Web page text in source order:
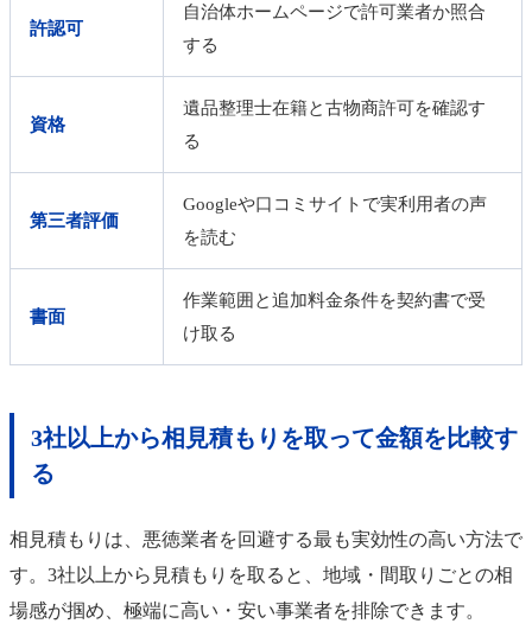
許認可
自治体ホームページで許可業者か照合
する
資格
遺品整理士在籍と古物商許可を確認す
る
第三者評価
Googleや口コミサイトで実利用者の声
を読む
書面
作業範囲と追加料金条件を契約書で受
け取る
3社以上から相見積もりを取って金額を比較す
る
相見積もりは、悪徳業者を回避する最も実効性の高い方法で
す。3社以上から見積もりを取ると、地域・間取りごとの相
場感が掴め、極端に高い・安い事業者を排除できます。